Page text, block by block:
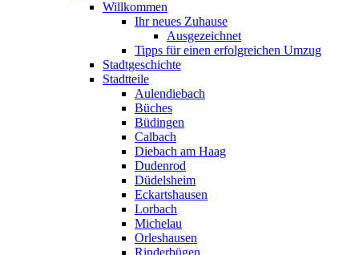
Willkommen
Ihr neues Zuhause
Ausgezeichnet
Tipps für einen erfolgreichen Umzug
Stadtgeschichte
Stadtteile
Aulendiebach
Büches
Büdingen
Calbach
Diebach am Haag
Dudenrod
Düdelsheim
Eckartshausen
Lorbach
Michelau
Orleshausen
Rinderbügen